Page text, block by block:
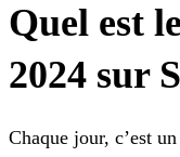
Quel est
2024 sur
Chaque jour, c’est